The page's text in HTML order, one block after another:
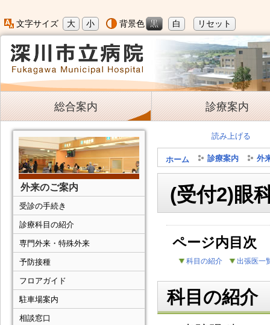
文字サイズ 大 小 背景色 黒 白 リセット
総合案内 診療案内
読み上げる
ホーム 診療案内 外
(受付2)眼
ページ内目次
科目の紹介 出張医一
科目の紹介
外来のご案内
受診の手続き
診療科目の紹介
専門外来・特殊外来
予防接種
フロアガイド
駐車場案内
相談窓口